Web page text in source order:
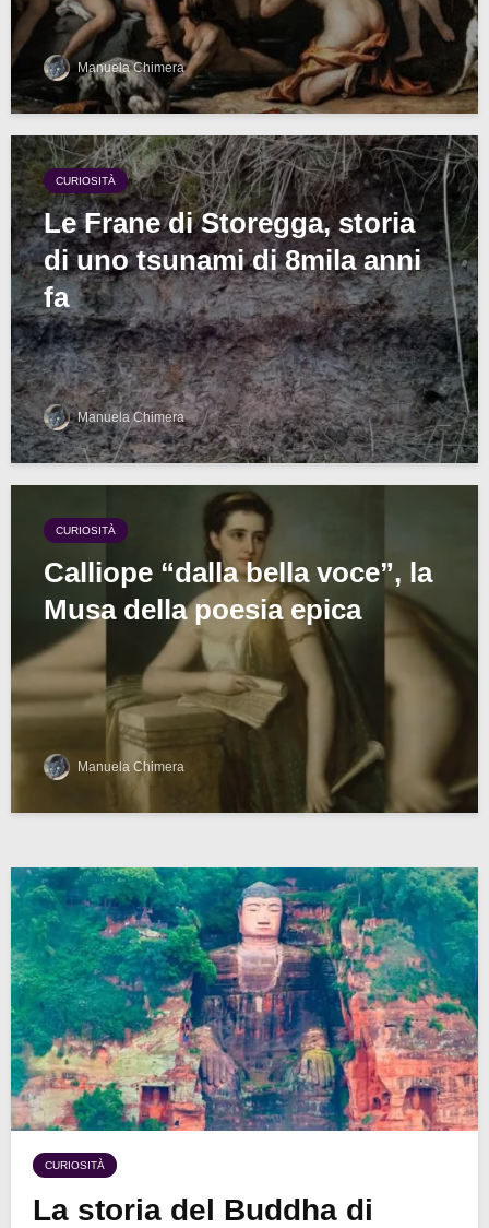
Manuela Chimera
CURIOSITÀ
Le Frane di Storegga, storia
di uno tsunami di 8mila anni
fa
Manuela Chimera
CURIOSITÀ
Calliope “dalla bella voce”, la
Musa della poesia epica
Manuela Chimera
CURIOSITÀ
La storia del Buddha di